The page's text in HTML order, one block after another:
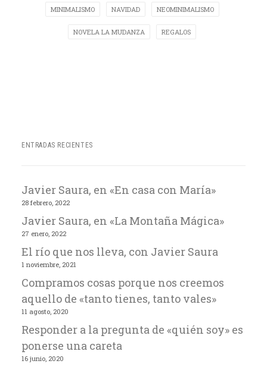
MINIMALISMO NAVIDAD NEOMINIMALISMO
NOVELA LA MUDANZA REGALOS
ENTRADAS RECIENTES
Javier Saura, en «En casa con María»
28 febrero, 2022
Javier Saura, en «La Montaña Mágica»
27 enero, 2022
El río que nos lleva, con Javier Saura
1 noviembre, 2021
Compramos cosas porque nos creemos
aquello de «tanto tienes, tanto vales»
11 agosto, 2020
Responder a la pregunta de «quién soy» es
ponerse una careta
16 junio, 2020